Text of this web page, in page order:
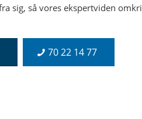
sig, så vores ekspertviden
70 22 14 77